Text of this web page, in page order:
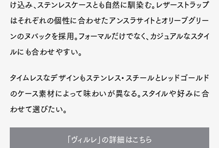
け込み、ステンレスケースとも自然に馴染む。レザーストラップ
はそれぞれの個性に合わせたアンスラサイトとオリーブグリー
ンのヌバックを採用。フォーマルだけでなく、カジュアルなスタイ
ルにも合わせやすい。
タイムレスなデザインもステンレス・スチールとレッドゴールド
のケース素材によって味わいが異なる。スタイルや好みに合
わせて選びたい。
「ヴィルレ」の詳細はこちら